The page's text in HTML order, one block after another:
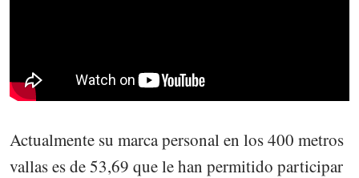
Actualmente su marca personal en los 400 metros
vallas es de 53,69 que le han permitido participar